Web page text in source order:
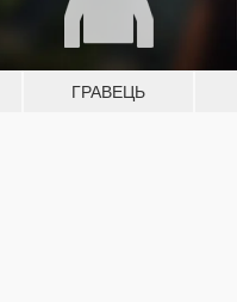
ГРАВЕЦЬ